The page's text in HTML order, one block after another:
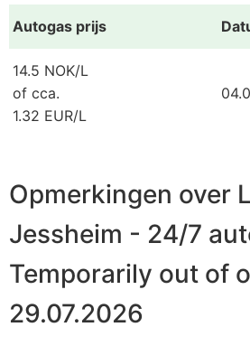
Autogas prijs
14.5 NOK/L
of cca.
1.32 EUR/L
Opmerkingen over
Jessheim - 24/7
Temporarily out of
29.07.2026